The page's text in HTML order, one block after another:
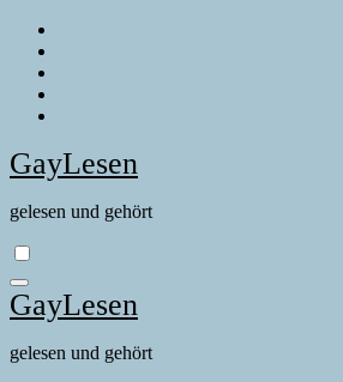
Zum
Inhalt
springen
GayLesen
gelesen und gehört
GayLesen
gelesen und gehört